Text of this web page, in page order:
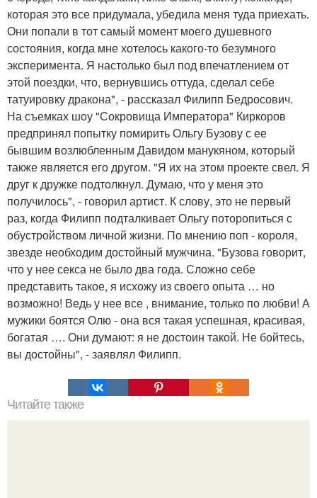
которая это все придумала, убедила меня туда приехать.
Они попали в тот самый момент моего душевного
состояния, когда мне хотелось какого-то безумного
эксперимента. Я настолько был под впечатлением от
этой поездки, что, вернувшись оттуда, сделал себе
татуировку дракона", - рассказал Филипп Бедросович.
На съемках шоу "Сокровища Императора" Киркоров
предпринял попытку помирить Ольгу Бузову с ее
бывшим возлюбленным Давидом манукяном, который
также является его другом. "Я их на этом проекте свел. Я
друг к дружке подтолкнул. Думаю, что у меня это
получилось", - говорил артист. К слову, это не первый
раз, когда Филипп подталкивает Ольгу поторопиться с
обустройством личной жизни. По мнению поп - короля,
звезде необходим достойный мужчина. "Бузова говорит,
что у нее секса не было два года. Сложно себе
представить такое, я исхожу из своего опыта … но
возможно! Ведь у нее все , внимание, только по любви! А
мужики боятся Олю - она вся такая успешная, красивая,
богатая …. Они думают: я не достоин такой. Не бойтесь,
вы достойны", - заявлял Филипп.
Читайте также